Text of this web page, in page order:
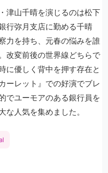
津山千晴を演じるのは松下
行弥月支店に勤める千晴
力を持ち、元春の悩みを誰
改変前後の世界線どちらで
に優しく背中を押す存在と
ーレット』での好演でブレ
でユーモアのある銀行員を
な人気を集めました。